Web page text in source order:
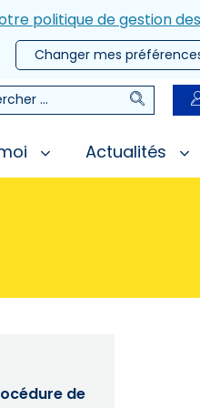
politique de gestion
Changer mes
Actualités
de